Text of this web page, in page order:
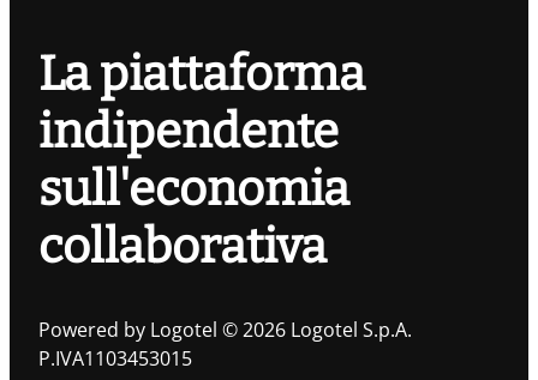
La piattaforma
indipendente
sull'economia
collaborativa
Powered by Logotel © 2026 Logotel S.p.A.
P.IVA1103453015